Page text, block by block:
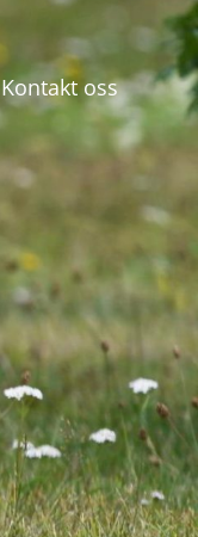
Kontakt oss